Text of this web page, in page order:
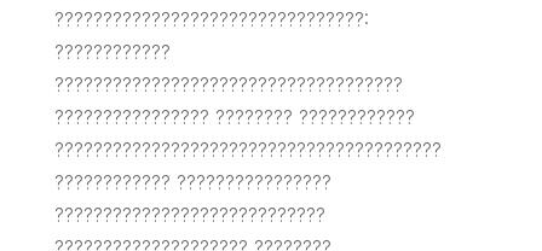
????????????????????????????????:
????????????
????????????????????????????????????
???????????????? ???????? ????????????
????????????????????????????????????????
???????????? ????????????????
????????????????????????????